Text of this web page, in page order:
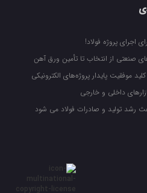
اجرای پروژه فولاد!
صنعتی از انتخاب تا تأمین ورق آهن
موفقیت پایدار پروژه‌های الکترونیکی
داخلی و خارجی
رشد تولید و صادرات فولاد می شود